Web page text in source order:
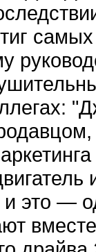
Нойс,
вести
из
от
26,5